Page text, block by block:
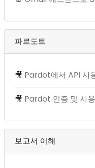
파르도트
🎥 Pardot에서 API 사
🎥 Pardot 인증 및 사
보고서 이해